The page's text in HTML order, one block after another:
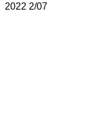
2022 2/07